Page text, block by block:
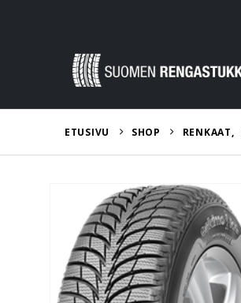
ETUSIVU SHOP RENKAAT,